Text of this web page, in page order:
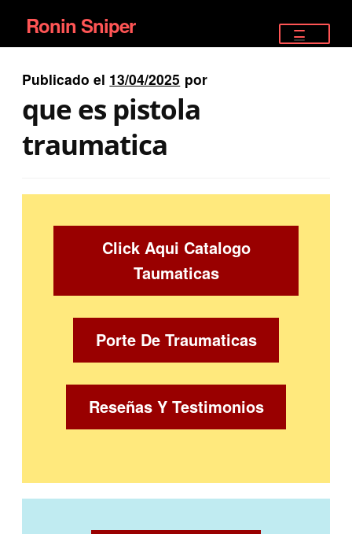
Ir
a
la
navegación
Ir
al
contenido
Ronin Sniper
EQUIPAMIENTO ÉLITE
PISTOLAS
Publicado el 13/04/2025 por
que es pistola
traumatica
Click Aqui Catalogo
Taumaticas
Porte De Traumaticas
Reseñas Y Testimonios